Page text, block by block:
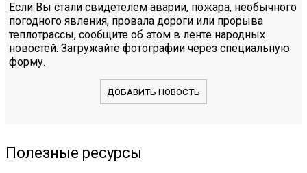
Если Вы стали свидетелем аварии, пожара, необычного
погодного явления, провала дороги или прорыва
теплотрассы, сообщите об этом в ленте народных
новостей. Загружайте фотографии через специальную
форму.
ДОБАВИТЬ НОВОСТЬ
Полезные ресурсы